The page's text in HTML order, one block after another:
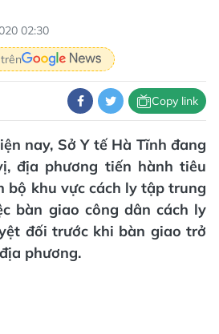
02:30
Copy link
nay, Sở Y tế Hà Tĩnh đang
địa phương tiến hành tiêu
bộ khu vực cách ly tập trung
bàn giao công dân cách ly
đối trước khi bàn giao trở
phương.